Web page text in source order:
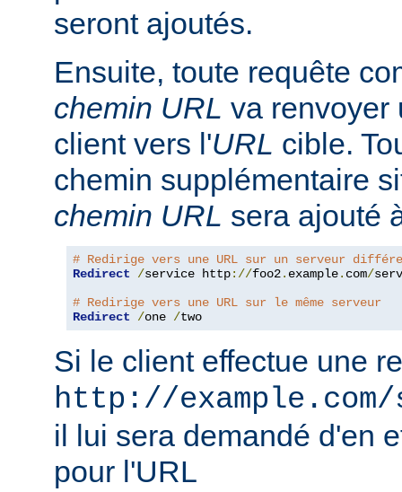
seront ajoutés.
Ensuite, toute requête
chemin URL va renvoyer
client vers l'URL cible.
chemin supplémentaire
chemin URL sera ajouté
# Redirige vers une URL sur un serveur
Redirect
/service http://foo2. example. com/
# Redirige vers une URL sur le même serveur
Redirect
/one /two
Si le client effectue une
http://
il lui sera demandé d'en
pour l'URL